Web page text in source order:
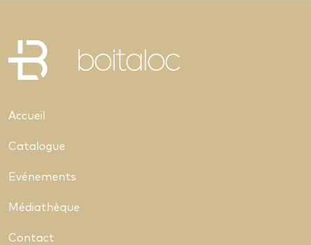
Accueil
Catalogue
Evénements
Médiathèque
Contact